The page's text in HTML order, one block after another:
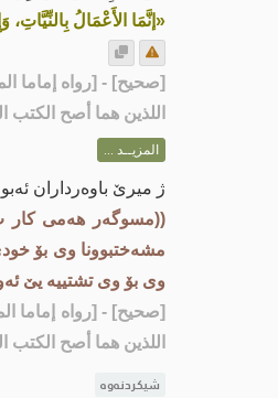
«إنَّمَا الأَعْمَالُ
[صحيح] - [رواه إماما
اللذين هما أصح الكتب
المزيــد ...
ژ میرێ باوەرداران
((مسوگه‌ر هه‌می کار
مشه‌ختبوونا وی بۆ
وی بۆ وی تشتییه‌ یێ
[صحيح] - [رواه إماما
اللذين هما أصح الكتب
شیکردنەوە